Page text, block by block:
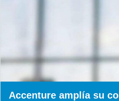
Accenture amplía su